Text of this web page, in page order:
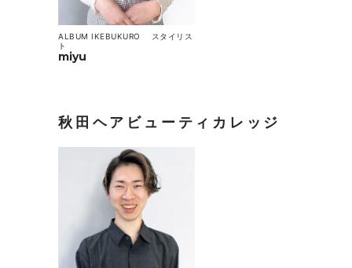
miyu
ALBUM IKEBUKURO
スタイリス
ト
秋田ヘアビューティカレッジ